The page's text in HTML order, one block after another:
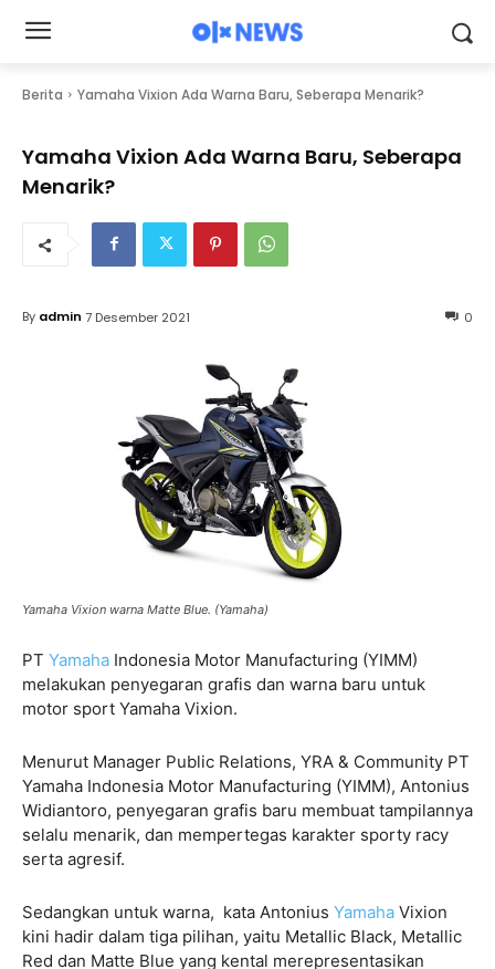
Berita Yamaha Vixion Ada Warna Baru, Seberapa Menarik?
Yamaha Vixion Ada Warna Baru, Seberapa
Menarik?
0
By admin 7 Desember 2021
Yamaha Vixion warna Matte Blue. (Yamaha)
PT Yamaha Indonesia Motor Manufacturing (YIMM)
melakukan penyegaran grafis dan warna baru untuk
motor sport Yamaha Vixion.
Menurut Manager Public Relations, YRA & Community PT
Yamaha Indonesia Motor Manufacturing (YIMM), Antonius
Widiantoro, penyegaran grafis baru membuat tampilannya
selalu menarik, dan mempertegas karakter sporty racy
serta agresif.
Sedangkan untuk warna, kata Antonius Yamaha Vixion
kini hadir dalam tiga pilihan, yaitu Metallic Black, Metallic
Red dan Matte Blue yang kental merepresentasikan